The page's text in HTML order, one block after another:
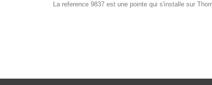
La reference 9837 est une pointe qui s'installe sur